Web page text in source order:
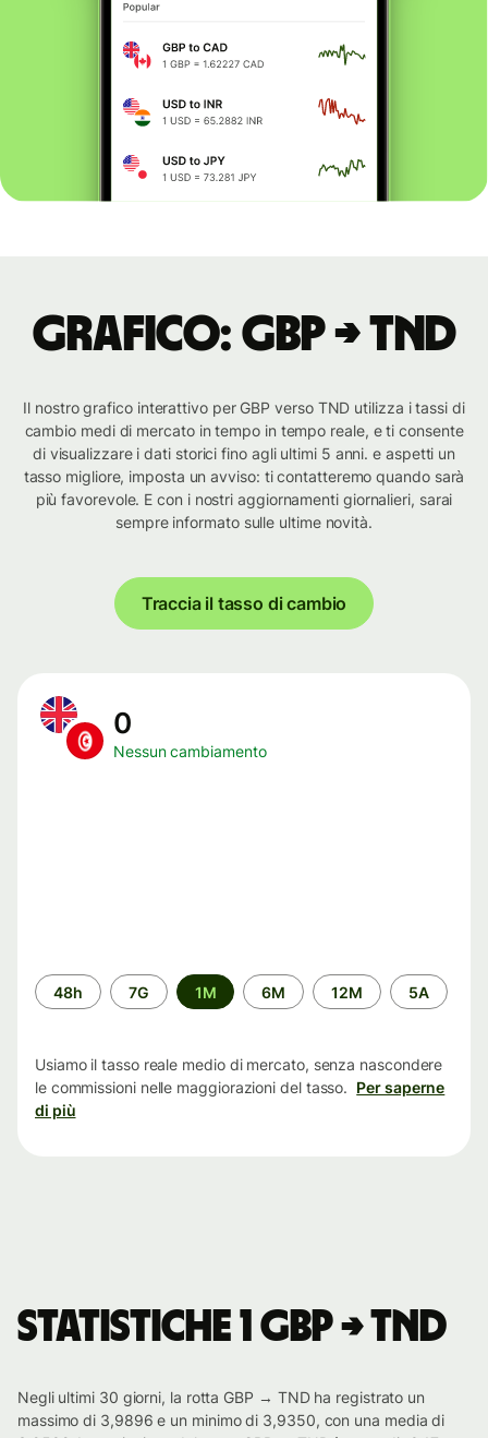
Grafico: GBP → TND
Il nostro grafico interattivo per GBP verso TND utilizza i tassi di
cambio medi di mercato in tempo in tempo reale, e ti consente
di visualizzare i dati storici fino agli ultimi 5 anni. e aspetti un
tasso migliore, imposta un avviso: ti contatteremo quando sarà
più favorevole. E con i nostri aggiornamenti giornalieri, sarai
sempre informato sulle ultime novità.
Traccia il tasso di cambio
0
Nessun cambiamento
Periodo
di
48h 7G 1M 6M 12M 5A
Usiamo il tasso reale medio di mercato, senza nascondere
le commissioni nelle maggiorazioni del tasso. Per saperne
di più
Statistiche 1 GBP → TND
Negli ultimi 30 giorni, la rotta GBP → TND ha registrato un
massimo di 3,9896 e un minimo di 3,9350, con una media di